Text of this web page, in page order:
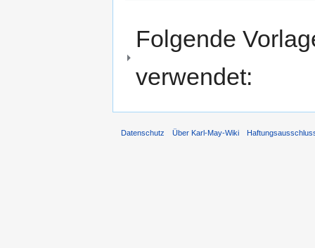
Folgende
verwendet:
Datenschutz Über Karl-May-Wiki